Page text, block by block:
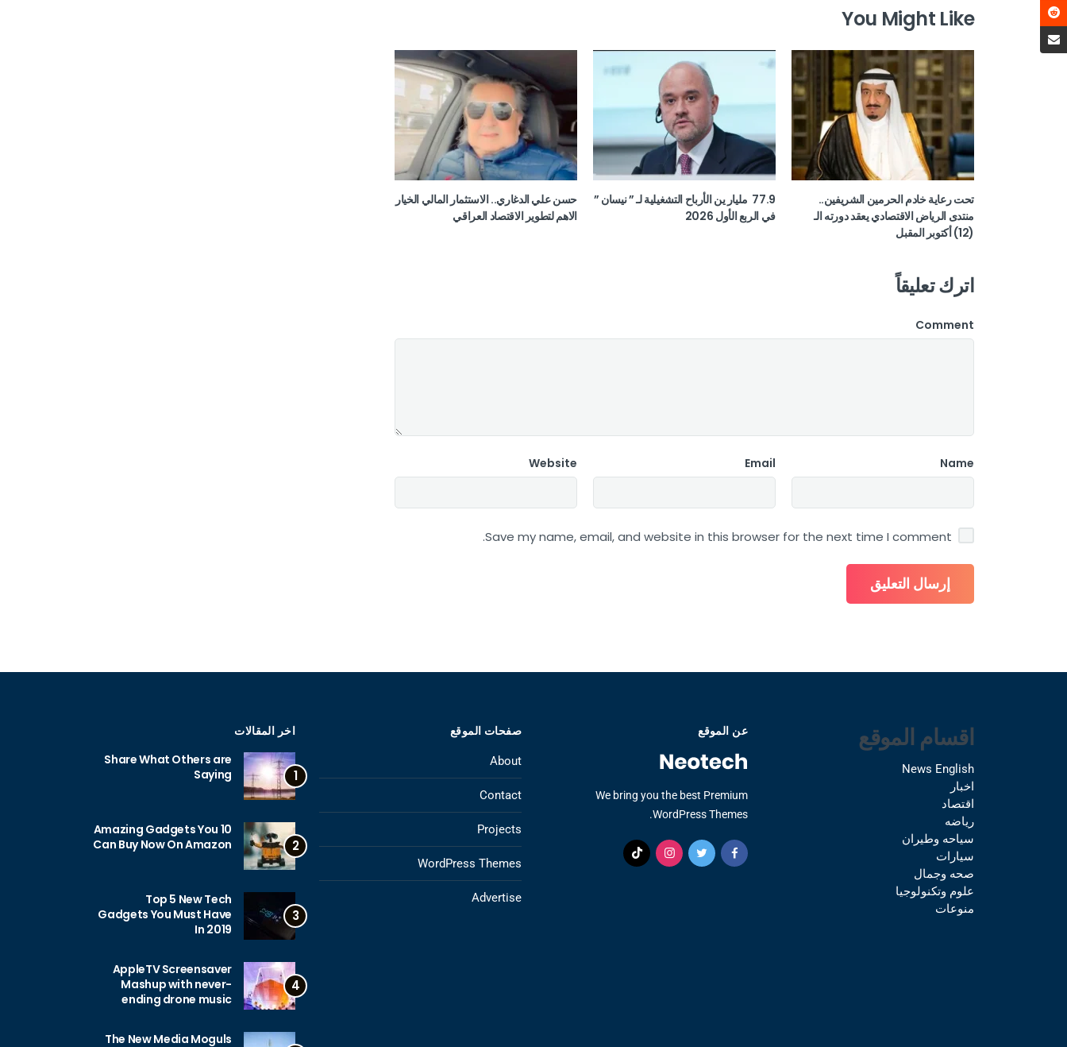
You Might Like
تحت رعاية خادم الحرمين الشريفين..
منتدى الرياض الاقتصادي يعقد دورته الـ
(12) أكتوبر المقبل
77.9 مليار ين الأرباح التشغيلية لـ ” نيسان ”
في الربع الأول 2026
حسن علي الدغاري.. الاستثمار المالي الخيار
الاهم لتطوير الاقتصاد العراقي
اترك تعليقاً
Comment
Name
Email
Website
Save my name, email, and website in this browser for the next time I comment.
اقسام الموقع
News English
اخبار
اقتصاد
رياضه
سياحه وطيران
سيارات
صحه وجمال
علوم وتكنولوجيا
منوعات
عن الموقع
We bring you the best Premium
WordPress Themes.
صفحات الموقع
About
Contact
Projects
WordPress Themes
Advertise
اخر المقالات
1
Share What Others are
Saying
2
10 Amazing Gadgets You
Can Buy Now On Amazon
3
Top 5 New Tech
Gadgets You Must Have
In 2019
4
AppleTV Screensaver
Mashup with never-
ending drone music
The New Media Moguls